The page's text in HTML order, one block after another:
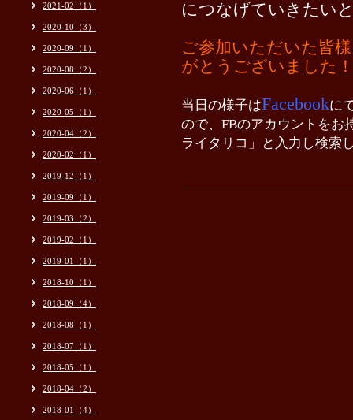
につなげていきたい
ご参加いただいた皆
がとうございました
当日の様子はFacebookに
ので、FBのアカウントをお
ライタリコ」と入力し検索
2021-02（1）
2020-10（3）
2020-09（1）
2020-08（2）
2020-06（1）
2020-05（1）
2020-04（2）
2020-02（1）
2019-12（1）
2019-09（1）
2019-03（2）
2019-02（1）
2019-01（1）
2018-10（1）
2018-09（4）
2018-08（1）
2018-07（1）
2018-05（1）
2018-04（2）
2018-01（4）